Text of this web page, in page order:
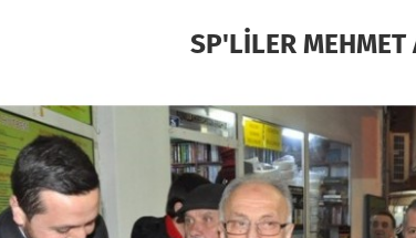
SP'LİLER